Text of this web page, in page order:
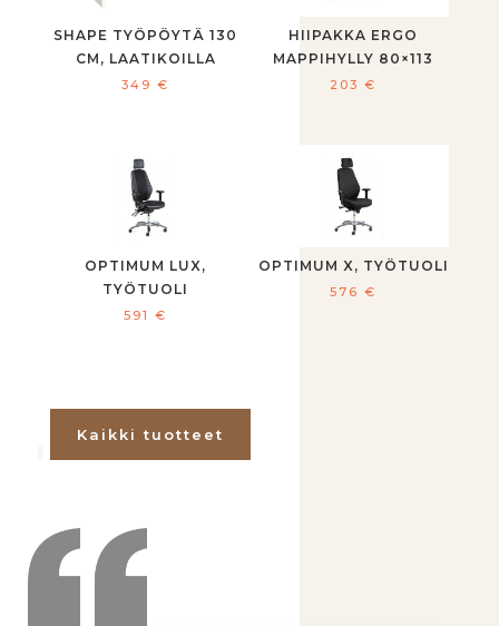
SHAPE TYÖPÖYTÄ 130
CM, LAATIKOILLA
349€
HIIPAKKA ERGO
MAPPIHYLLY 80×113
203€
OPTIMUM LUX,
TYÖTUOLI
591€
OPTIMUM X, TYÖTUOLI
576€
Kaikki tuotteet